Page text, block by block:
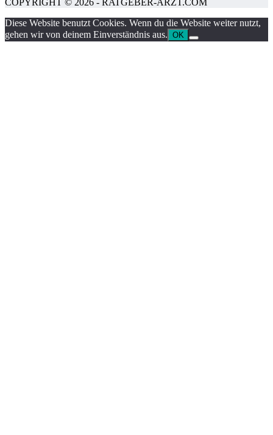
Diese Website benutzt Cookies. Wenn du die Website weiter nutzt,
gehen wir von deinem Einverständnis aus. OK